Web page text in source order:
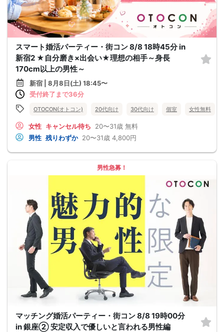
スマート婚活パーティー・街コン 8/8 18時45分 in
新宿2 ★自分磨き×出会い★理想の相手～身長
170cm以上の男性～
新宿 | 8月8日(土) 18:45〜
受付終了まで36分
OTOCON(オトコン) 20代向け 30代向け 個室 女性無料
女性 キャンセル待ち 20〜31歳 無料
男性 残りわずか 20〜31歳 4,800円
男性急募！
マッチング婚活パーティー・街コン 8/8 19時00分
in 銀座② 安定収入で優しいと言われる男性編